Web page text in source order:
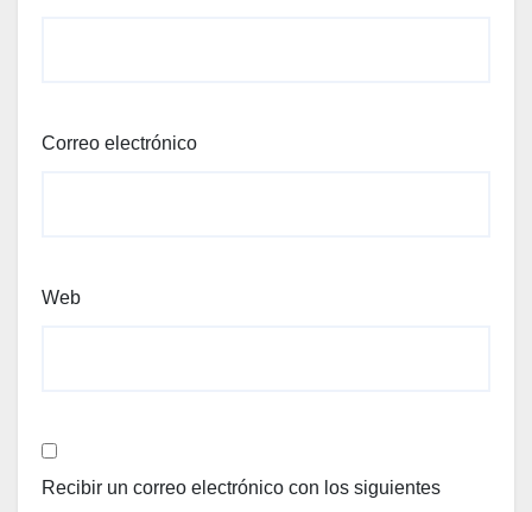
Correo electrónico
Web
Recibir un correo electrónico con los siguientes